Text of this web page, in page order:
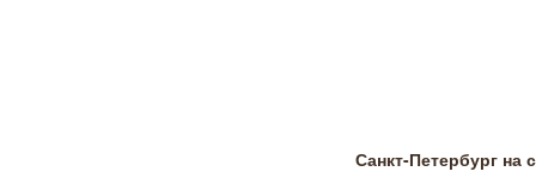
Санкт-Петербург на